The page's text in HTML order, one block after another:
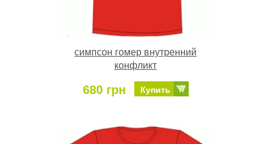
симпсон гомер внутренний
конфликт
680 грн Купить